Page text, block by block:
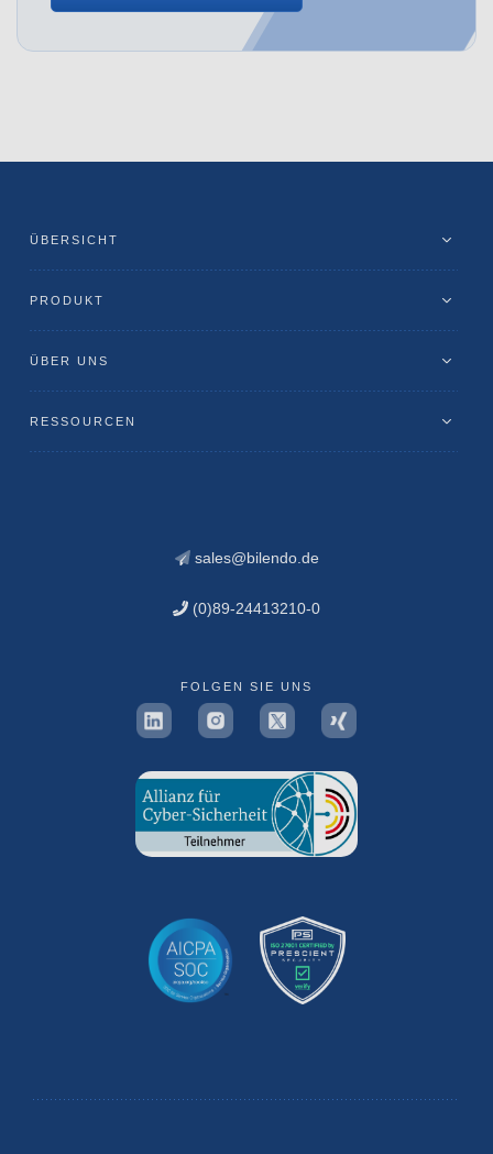
ÜBERSICHT
PRODUKT
ÜBER UNS
RESSOURCEN
sales@bilendo.de
(0)89-24413210-0
FOLGEN SIE UNS